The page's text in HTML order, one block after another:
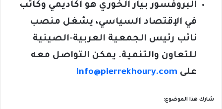
البروفسور بيار الخوري هو أكاديمي وكاتب
في الإقتصاد السياسي، يشغل منصب
نائب رئيس الجمعية العربية-الصينية
للتعاون والتنمية. يمكن التواصل معه
على info@pierrekhoury.com
شارك هذا الموضوع: